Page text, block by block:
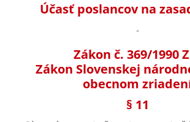
Účasť poslancov na
-
Zákon č. 369/1990
Zákon Slovenskej
obecnom
§ 11